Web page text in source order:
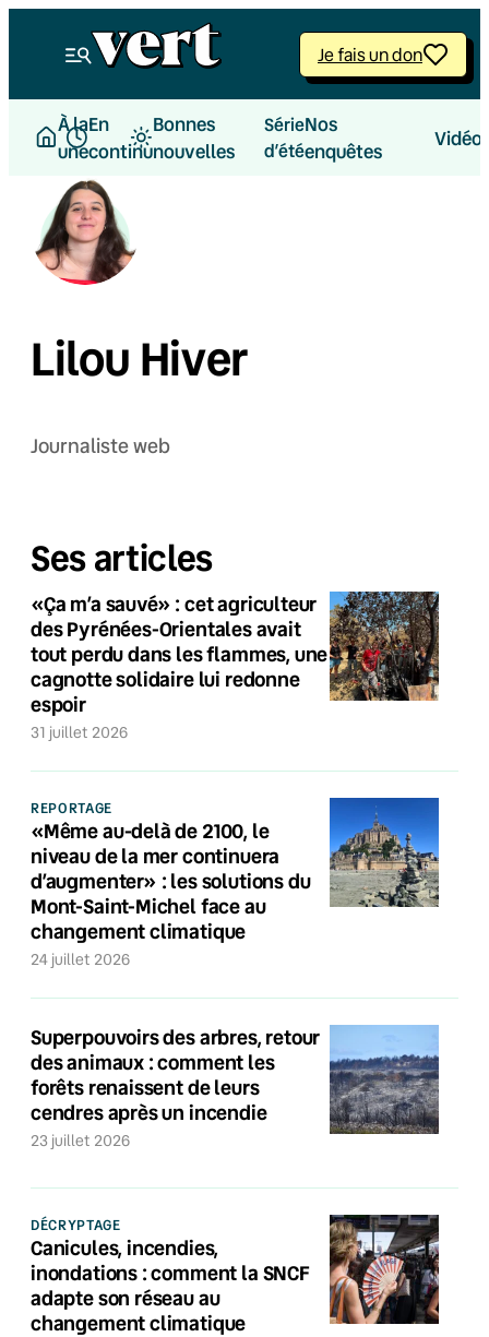
Je fais un don
À la
une
En
continu
Bonnes
nouvelles
Série
d’été
Nos
enquêtes
Lilou Hiver
Journaliste web
Ses articles
«Ça m’a sauvé» : cet agriculteur
des Pyrénées-Orientales avait
tout perdu dans les flammes, une
cagnotte solidaire lui redonne
espoir
31 juillet 2026
REPORTAGE
«Même au-delà de 2100, le
niveau de la mer continuera
d’augmenter» : les solutions du
Mont-Saint-Michel face au
changement climatique
24 juillet 2026
Superpouvoirs des arbres, retour
des animaux : comment les
forêts renaissent de leurs
cendres après un incendie
23 juillet 2026
DÉCRYPTAGE
Canicules, incendies,
inondations : comment la SNCF
adapte son réseau au
changement climatique